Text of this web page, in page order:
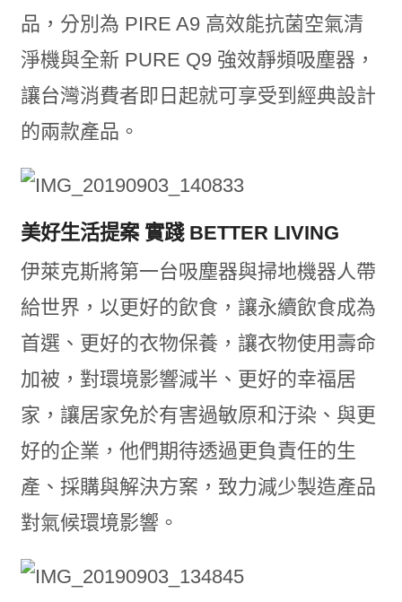
品，分別為 PIRE A9 高效能抗菌空氣清
淨機與全新 PURE Q9 強效靜頻吸塵器，
讓台灣消費者即日起就可享受到經典設計
的兩款產品。
美好生活提案 實踐 BETTER LIVING
伊萊克斯將第一台吸塵器與掃地機器人帶
給世界，以更好的飲食，讓永續飲食成為
首選、更好的衣物保養，讓衣物使用壽命
加被，對環境影響減半、更好的幸福居
家，讓居家免於有害過敏原和汙染、與更
好的企業，他們期待透過更負責任的生
產、採購與解決方案，致力減少製造產品
對氣候環境影響。